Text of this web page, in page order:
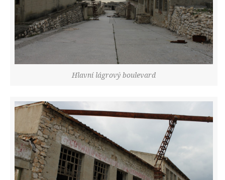
Hlavní lágrový boulevard